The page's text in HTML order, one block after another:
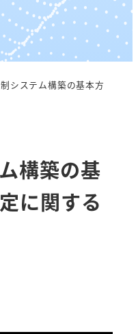
システム構築の基本方
構築の基
に関する